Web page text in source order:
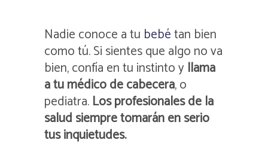
Nadie conoce a tu bebétan bien
como tú. Si sientes que algo no va
bien, confía en tu instinto y llama
a tu médico de cabecera, o
pediatra. Los profesionales de la
salud siempre tomarán en serio
tus inquietudes.